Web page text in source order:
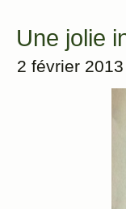
Une jolie
2 février 2013